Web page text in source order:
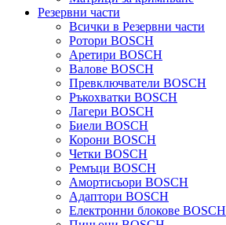
Резервни части
Всички в Резервни части
Ротори BOSCH
Аретири BOSCH
Валове BOSCH
Превключватели BOSCH
Ръкохватки BOSCH
Лагери BOSCH
Биели BOSCH
Корони BOSCH
Четки BOSCH
Ремъци BOSCH
Амортисьори BOSCH
Адаптори BOSCH
Електронни блокове BOSCH